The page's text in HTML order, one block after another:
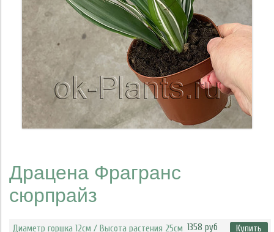
Драцена Фрагранс
сюрпрайз
Диаметр горшка 12см / Высота растения 25см 1358 руб Купить